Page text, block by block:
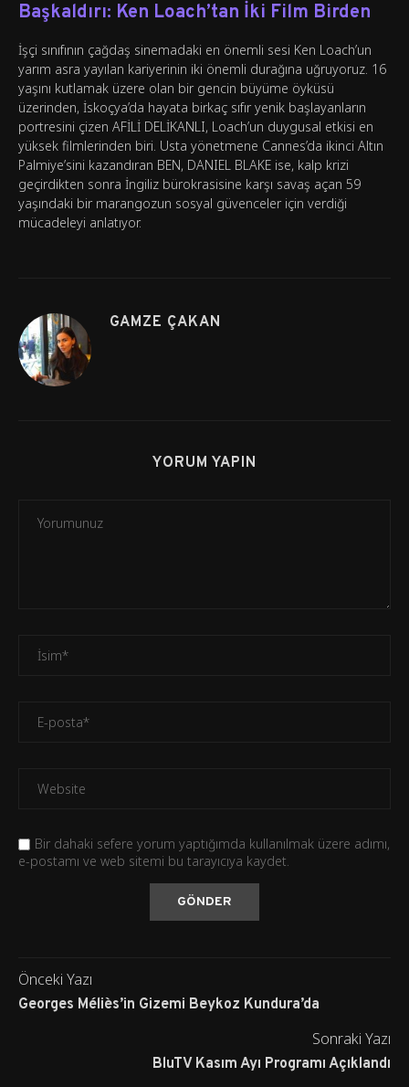
Başkaldırı: Ken Loach’tan İki Film Birden
İşçi sınıfının çağdaş sinemadaki en önemli sesi Ken Loach’un
yarım asra yayılan kariyerinin iki önemli durağına uğruyoruz. 16
yaşını kutlamak üzere olan bir gencin büyüme öyküsü
üzerinden, İskoçya’da hayata birkaç sıfır yenik başlayanların
portresini çizen AFİLİ DELİKANLI, Loach’un duygusal etkisi en
yüksek filmlerinden biri. Usta yönetmene Cannes’da ikinci Altın
Palmiye’sini kazandıran BEN, DANIEL BLAKE ise, kalp krizi
geçirdikten sonra İngiliz bürokrasisine karşı savaş açan 59
yaşındaki bir marangozun sosyal güvenceler için verdiği
mücadeleyi anlatıyor.
GAMZE ÇAKAN
YORUM YAPIN
Bir dahaki sefere yorum yaptığımda kullanılmak üzere adımı,
e-postamı ve web sitemi bu tarayıcıya kaydet.
Önceki Yazı
Georges Méliès’in Gizemi Beykoz Kundura’da
Sonraki Yazı
BluTV Kasım Ayı Programı Açıklandı